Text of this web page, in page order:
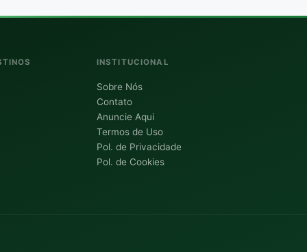
INSTITUCIONAL
Sobre Nós
Contato
Anuncie Aqui
Termos de Uso
Pol. de Privacidade
Pol. de Cookies